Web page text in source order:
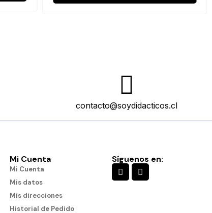
contacto@soydidacticos.cl
Mi Cuenta
Mi Cuenta
Mis datos
Mis direcciones
Historial de Pedido
Síguenos en: